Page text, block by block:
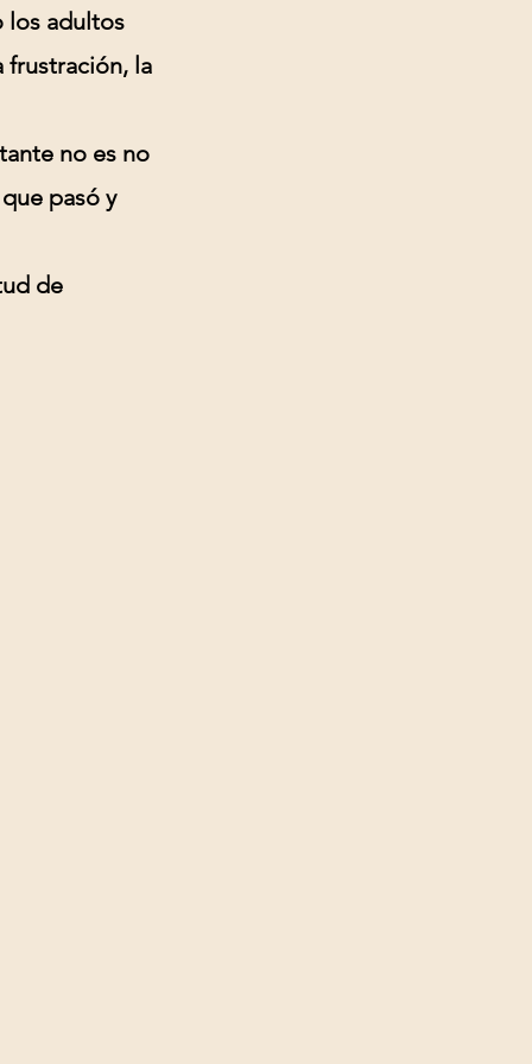
los adultos
frustración, la
no es no
pasó y
de